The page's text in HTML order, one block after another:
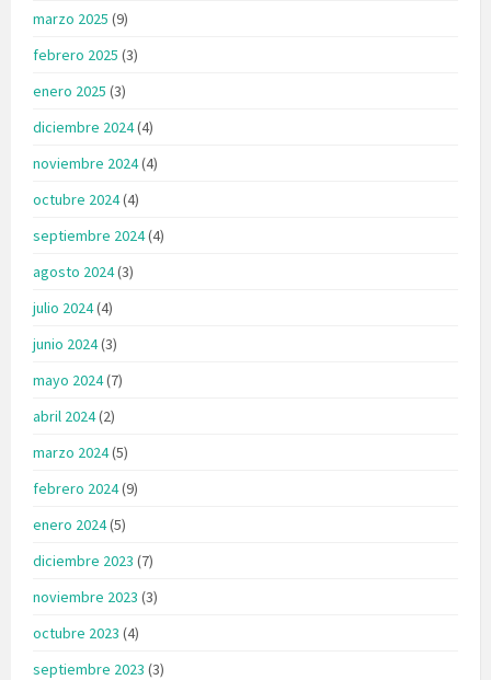
marzo 2025 (9)
febrero 2025 (3)
enero 2025 (3)
diciembre 2024(4)
noviembre 2024(4)
octubre 2024(4)
septiembre 2024(4)
agosto 2024(3)
julio 2024(4)
junio 2024(3)
mayo 2024(7)
abril 2024(2)
marzo 2024(5)
febrero 2024(9)
enero 2024(5)
diciembre 2023 (7)
noviembre 2023 (3)
octubre 2023 (4)
septiembre 2023 (3)